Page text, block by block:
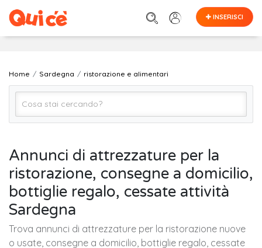
INSERISCI
Home Sardegna ristorazione e alimentari
SARDEGNA (regione)
Annunci di attrezzature per la
ristorazione, consegne a domicilio,
bottiglie regalo, cessate attività
Sardegna
Trova annunci di attrezzature per la ristorazione nuove
o usate, consegne a domicilio, bottiglie regalo, cessate